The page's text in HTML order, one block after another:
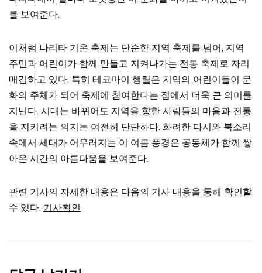
를 보여준다.
이처럼 나리타 기온 축제는 단순한 지역 축제를 넘어, 지역
주민과 어린이가 함께 만들고 지켜나가는 전통 축제로 자리
매김하고 있다. 특히 테코마이 행렬은 지역의 어린이들이 문
화의 주체가 되어 축제에 참여한다는 점에서 더욱 큰 의미를
지닌다. 시대는 바뀌어도 지역을 향한 사람들의 마음과 전통
을 지키려는 의지는 여전히 단단하다. 화려한 다시와 북소리
속에서 세대가 어우러지는 이 여름 풍경은 공동체가 함께 쌓
아온 시간의 아름다움을 보여준다.
관련 기사의 자세한 내용은 다음의 기사 내용을 통해 확인할
수 있다. 기사확인